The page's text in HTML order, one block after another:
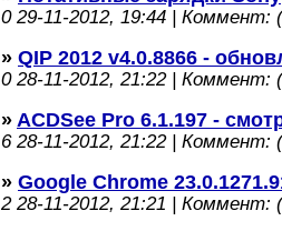
029-11-2012, 19:44 | Коммент:
» QIP 2012 v4.0.8866 -
028-11-2012, 21:22 | Коммент:
» ACDSee Pro 6.1.197 -
628-11-2012, 21:22 | Коммент:
» Google Chrome
228-11-2012, 21:21 | Коммент: